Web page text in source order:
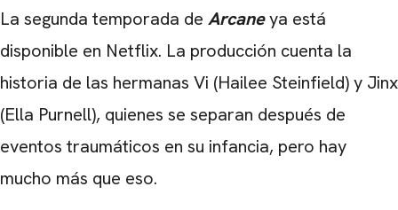
La segunda temporada de Arcaneya está
disponible en Netflix. La producción cuenta la
historia de las hermanas Vi (Hailee Steinfield) y Jinx
(Ella Purnell), quienes se separan después de
eventos traumáticos en su infancia, pero hay
mucho más que eso.